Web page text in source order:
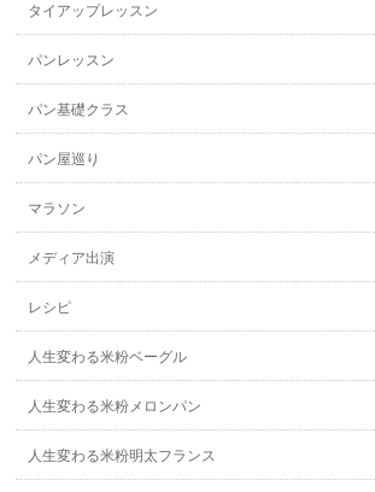
タイアップレッスン
パンレッスン
パン基礎クラス
パン屋巡り
マラソン
メディア出演
レシピ
人生変わる米粉ベーグル
人生変わる米粉メロンパン
人生変わる米粉明太フランス